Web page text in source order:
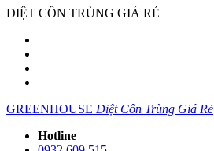
DIỆT CÔN TRÙNG GIÁ RẺ
GREENHOUSE Diệt Côn Trùng Giá Rẻ
Hotline